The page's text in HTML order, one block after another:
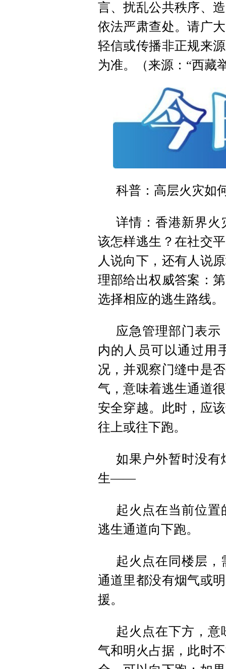
言、扰乱公共秩序、
依法严肃查处。请广
轻信或传播非正规来
为准。（来源：“西藏
科普：高层火灾如
详情：香港新界火
该怎样逃生？在社交
人说向下，还有人说
理部给出权威答案：
选择相应的逃生路线。
应急管理部门表
内的人员可以通过用
况，并观察门缝中是
气，意味着逃生通道
安全穿越。此时，应
往上或往下跑。
如果户外暂时没有
生——
起火点在当前位
逃生通道向下跑。
起火点在同楼层
通道里都没有烟气或
援。
起火点在下方，
气和明火占据，此时